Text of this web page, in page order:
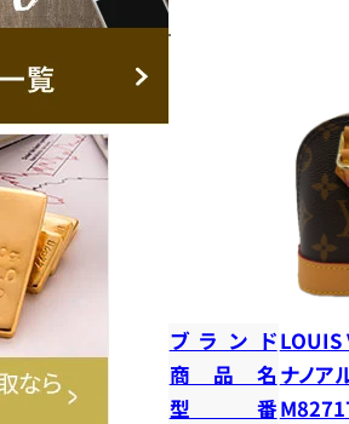
ブランドLOUIS
商品名 ナノア
型番